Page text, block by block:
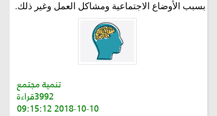
بسبب الأوضاع الاجتماعية ومشاكل العمل وغير ذلك.
تنمية مجتمع
3992قراءة
2018-10-10 09:15:12